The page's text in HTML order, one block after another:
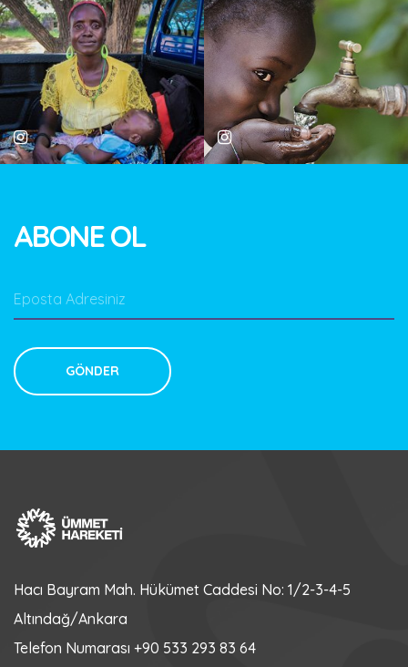
Genel Yardım
Toplanan Bağış
ABONE OL
Hacı Bayram Mah. Hükümet Caddesi No: 1/2-3-4-5
Altındağ/Ankara
Telefon Numarası +90 533 293 83 64